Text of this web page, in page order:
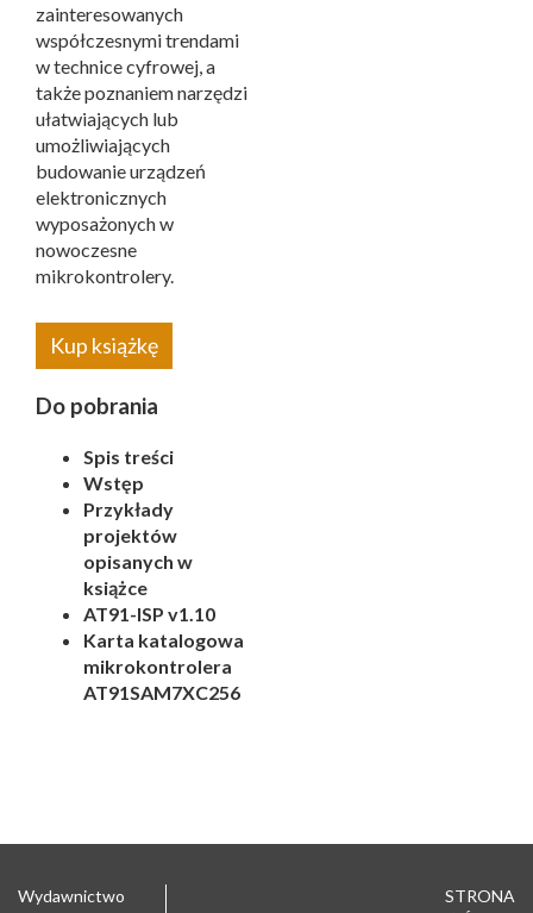
zainteresowanych
współczesnymi trendami
w technice cyfrowej, a
także poznaniem narzędzi
ułatwiających lub
umożliwiających
budowanie urządzeń
elektronicznych
wyposażonych w
nowoczesne
mikrokontrolery.
Kup książkę
Do pobrania
Spis treści
Wstęp
Przykłady
projektów
opisanych w
książce
AT91-ISP v1.10
Karta katalogowa
mikrokontrolera
AT91SAM7XC256
Wydawnictwo
STRONA